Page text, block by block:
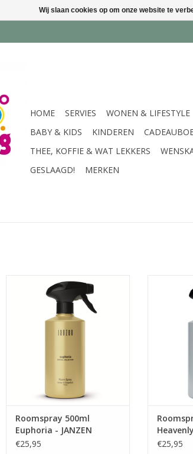
HOME SERVIES WONEN & LIFESTYLE
BABY & KIDS
KINDEREN
THEE, KOFFIE & WAT LEKKERS
GESLAAGD!
MERKEN
Laat je verleiden en de warme
amber je meenemen op een
Oosterse reis. Een spectaculaire
combinatie met de zuiverende en
verhelderende werking van
noten van mint, rabarber en
TOEVOEGEN AAN WINKELWAGEN
Roomspray 500ml
Euphoria - JANZEN
€25,95
Een
omhuld
musk. De
van
zoete
€25,95
Wij slaan cookies op om onze website te